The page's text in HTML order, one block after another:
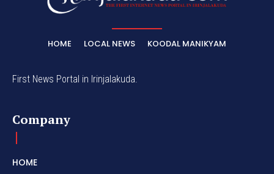
HOME LOCAL NEWS KOODAL MANIKYAM
First News Portal in Irinjalakuda.
Company
HOME